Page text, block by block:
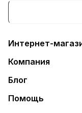
Интернет-
Компания
Блог
Помощь